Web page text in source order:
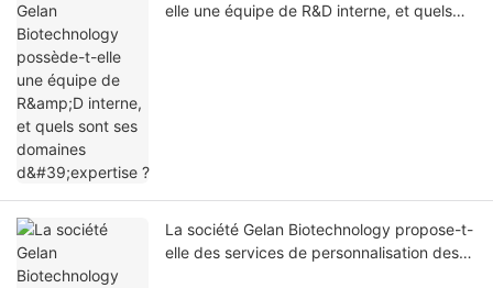
elle une équipe de R&D interne, et quels
La société Gelan Biotechnology propose-t-
elle des services de personnalisation des